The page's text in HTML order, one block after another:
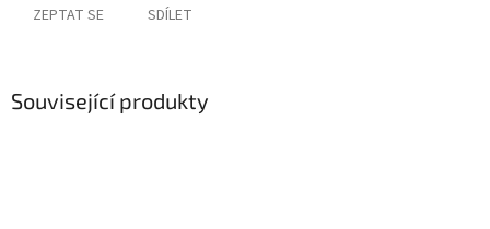
ZEPTAT SE SDÍLET
Související produkty